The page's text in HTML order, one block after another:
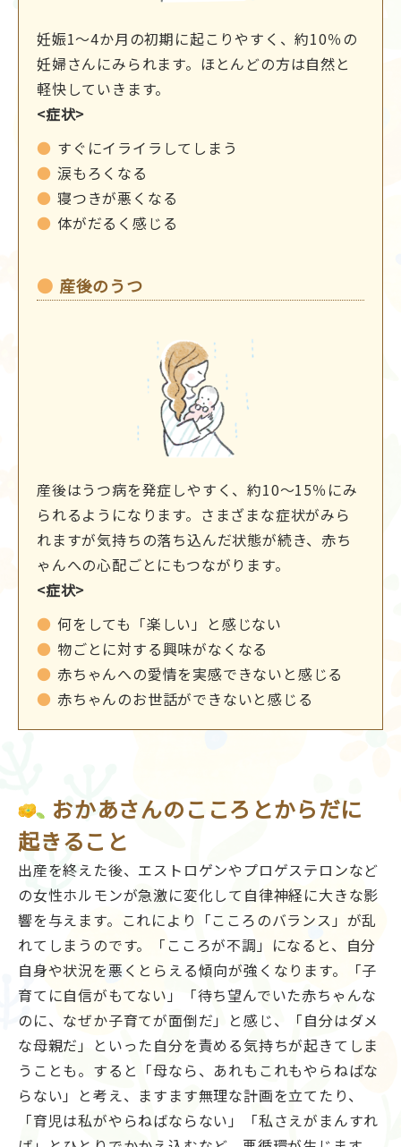
妊娠1～4か月の初期に起こりやすく、約10％の
妊婦さんにみられます。ほとんどの方は自然と
軽快していきます。
<症状>
すぐにイライラしてしまう
涙もろくなる
寝つきが悪くなる
体がだるく感じる
産後のうつ
産後はうつ病を発症しやすく、約10～15％にみ
られるようになります。さまざまな症状がみら
れますが気持ちの落ち込んだ状態が続き、赤ち
ゃんへの心配ごとにもつながります。
<症状>
何をしても「楽しい」と感じない
物ごとに対する興味がなくなる
赤ちゃんへの愛情を実感できないと感じる
赤ちゃんのお世話ができないと感じる
おかあさんのこころとからだに
起きること
出産を終えた後、エストロゲンやプロゲステロンなど
の女性ホルモンが急激に変化して自律神経に大きな影
響を与えます。これにより「こころのバランス」が乱
れてしまうのです。「こころが不調」になると、自分
自身や状況を悪くとらえる傾向が強くなります。「子
育てに自信がもてない」「待ち望んでいた赤ちゃんな
のに、なぜか子育てが面倒だ」と感じ、「自分はダメ
な母親だ」といった自分を責める気持ちが起きてしま
うことも。すると「母なら、あれもこれもやらねばな
らない」と考え、ますます無理な計画を立てたり、
「育児は私がやらねばならない」「私さえがまんすれ